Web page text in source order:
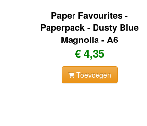
Paper Favourites -
Paperpack - Dusty Blue
Magnolia - A6
€ 4,35
Toevoegen